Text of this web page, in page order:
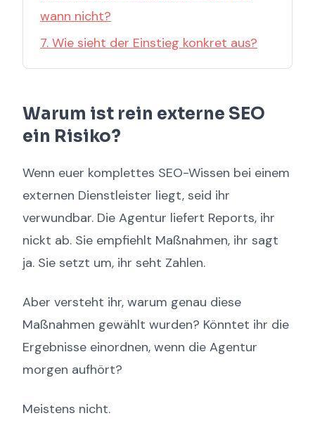
wann nicht?
7. Wie sieht der Einstieg konkret aus?
Warum ist rein externe SEO
ein Risiko?
Wenn euer komplettes SEO-Wissen bei einem
externen Dienstleister liegt, seid ihr
verwundbar. Die Agentur liefert Reports, ihr
nickt ab. Sie empfiehlt Maßnahmen, ihr sagt
ja. Sie setzt um, ihr seht Zahlen.
Aber versteht ihr, warum genau diese
Maßnahmen gewählt wurden? Könntet ihr die
Ergebnisse einordnen, wenn die Agentur
morgen aufhört?
Meistens nicht.